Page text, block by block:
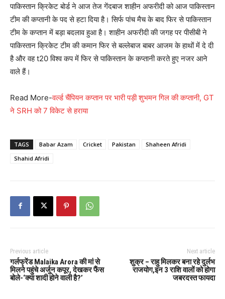
पाकिस्तान क्रिकेट बोर्ड ने आज तेज गेंदबाज शाहीन अफरीदी को आज पाकिस्तान
टीम की कप्तानी के पद से हटा दिया है। सिर्फ पांच मैच के बाद फिर से पाकिस्तान
टीम के कप्तान में बड़ा बदलाव हुआ है। शाहीन अफरीदी की जगह पर पीसीबी ने
पाकिस्तान क्रिकेट टीम की कमान फिर से बल्लेबाज बाबर आजम के हाथों में दे दी
है और वह t20 विश्व कप में फिर से पाकिस्तान के कप्तानी करते हुए नजर आने
वाले हैं।
Read More-वर्ल्ड चैंपियन कप्तान पर भारी पड़ी शुभमन गिल की कप्तानी, GT
ने SRH को 7 विकेट से हराया
TAGS Babar Azam Cricket Pakistan
Shaheen Afridi
Shahid Afridi
Previous article
गर्लफ्रेंड Malaika Arora की मां से
मिलने पहुंचे अर्जुन कपूर, देखकर फैंस
बोले-‘क्या शादी होने वाली है?’
Next article
शुक्र – राहु मिलकर बना रहे दुर्लभ
राजयोग,इन 3 राशि वालों को होगा
जबरदस्त फायदा